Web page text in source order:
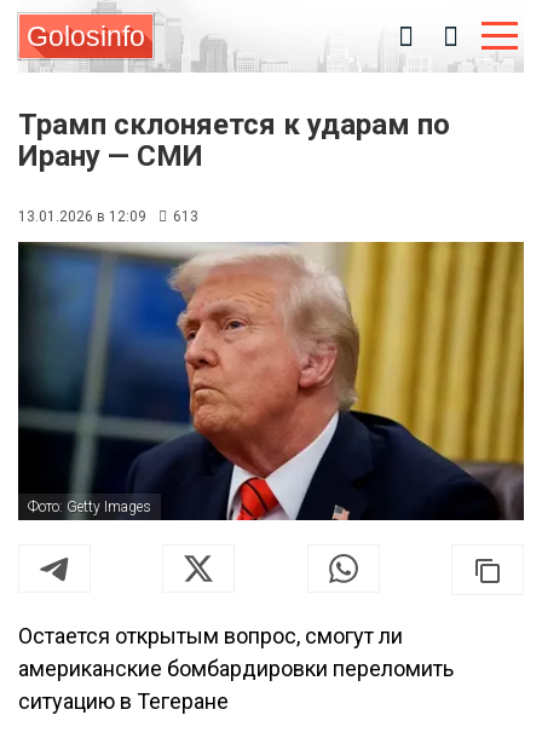
Golosinfo
Трамп склоняется к ударам по
Ирану — СМИ
13.01.2026 в 12:09 613
Фото: Getty Images
Остается открытым вопрос, смогут ли
американские бомбардировки переломить
ситуацию в Тегеране